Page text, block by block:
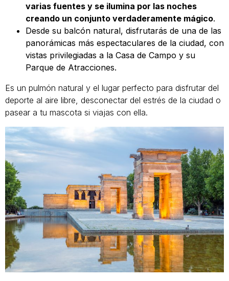
varias fuentes y se ilumina por las noches
creando un conjunto verdaderamente mágico.
Desde su balcón natural, disfrutarás de una de las
panorámicas más espectaculares de la ciudad, con
vistas privilegiadas a la Casa de Campo y su
Parque de Atracciones.
Es un pulmón natural y el lugar perfecto para disfrutar del
deporte al aire libre, desconectar del estrés de la ciudad o
pasear a tu mascota si viajas con ella.